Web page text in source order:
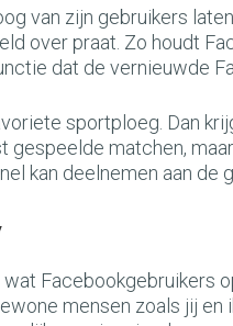
van zijn gebruikers
over praat. Zo houdt
dat de vernieuwde
sportploeg. Dan
gespeelde matchen,
kan deelnemen aan de
Facebookgebruikers
mensen zoals jij en